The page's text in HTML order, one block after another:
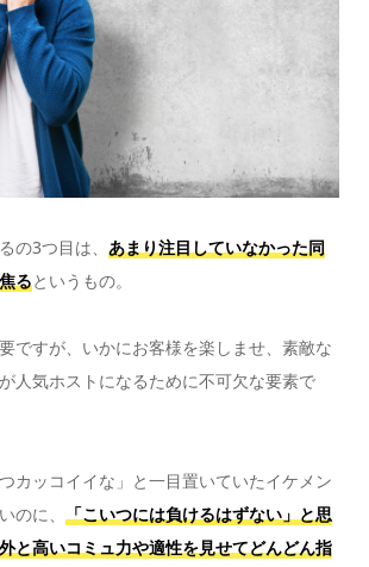
の3つ目は、 あまり注目していなかった同
るというもの。
ですが、いかにお客様を楽しませ、素敵な
人気ホストになるために不可欠な要素で
カッコイイな」と一目置いていたイケメン
のに、
「こいつには負けるはずない」と思
と高いコミュ力や適性を見せてどんどん指